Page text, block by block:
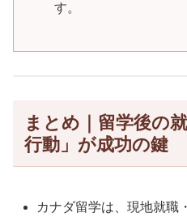
す。
まとめ｜留学後の
行動」が成功の鍵
カナダ留学は、現地就職